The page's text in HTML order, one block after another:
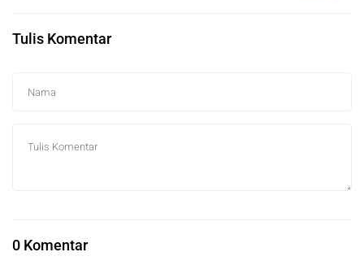
Tulis Komentar
0 Komentar